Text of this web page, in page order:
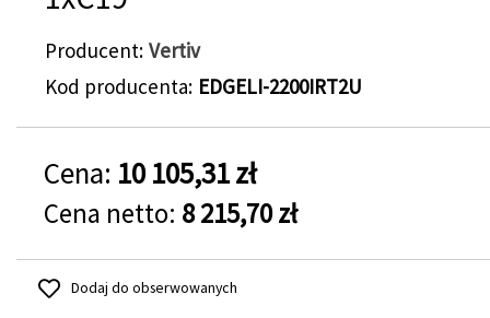
Producent Vertiv
Kod producenta EDGELI-2200IRT2U
Cena: 10 105,31 zł
Cena netto: 8 215,70 zł
Dodaj do obserwowanych